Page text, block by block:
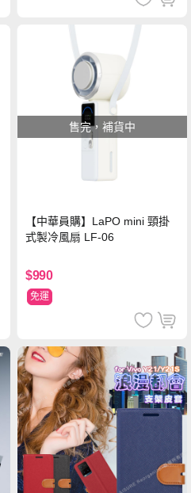
售完，補貨中
【中華員購】LaPO mini 頸掛
式製冷風扇 LF-06
$990
免運